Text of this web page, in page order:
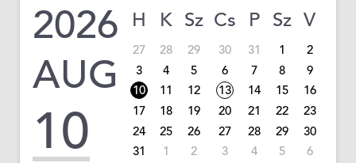
2026
AUG
10
H K Sz Cs P Sz V
27 28 29 30 31 1
2
3
4 5 6 7 8
9
10
11 12 13 14 15
16
17
18 19 20 21 22
23
24
25 26 27 28 29
30
31
1 2 3 4 5 6